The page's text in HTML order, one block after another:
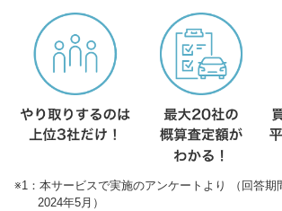
※1：本サービスで実施のアンケートより （回答期
2024年5月）